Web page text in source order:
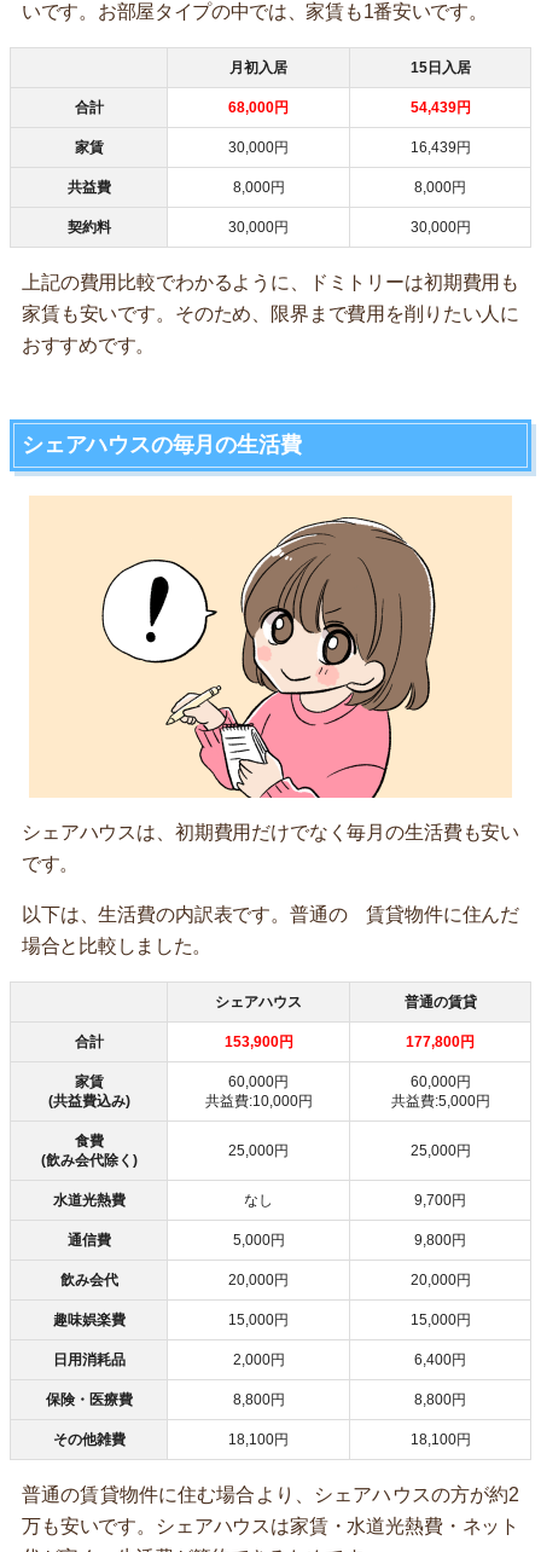
いです。お部屋タイプの中では、家賃も1番安いです。
月初入居 15日入居
合計 68,000円 54,439円
家賃 30,000円 16,439円
共益費 8,000円 8,000円
契約料 30,000円 30,000円
上記の費用比較でわかるように、ドミトリーは初期費用も
家賃も安いです。そのため、限界まで費用を削りたい人に
おすすめです。
シェアハウスの毎月の生活費
シェアハウスは、初期費用だけでなく毎月の生活費も安い
です。
以下は、生活費の内訳表です。普通の 賃貸物件に住んだ
場合と比較しました。
シェアハウス 普通の賃貸
合計 153,900円 177,800円
家賃
(共益費込み)
60,000円
共益費:10,000円
60,000円
共益費:5,000円
食費
(飲み会代除く)
25,000円 25,000円
水道光熱費 なし 9,700円
通信費 5,000円 9,800円
飲み会代 20,000円 20,000円
趣味娯楽費 15,000円 15,000円
日用消耗品 2,000円 6,400円
保険・医療費 8,800円 8,800円
その他雑費 18,100円 18,100円
普通の賃貸物件に住む場合より、シェアハウスの方が約2
万も安いです。シェアハウスは家賃・水道光熱費・ネット